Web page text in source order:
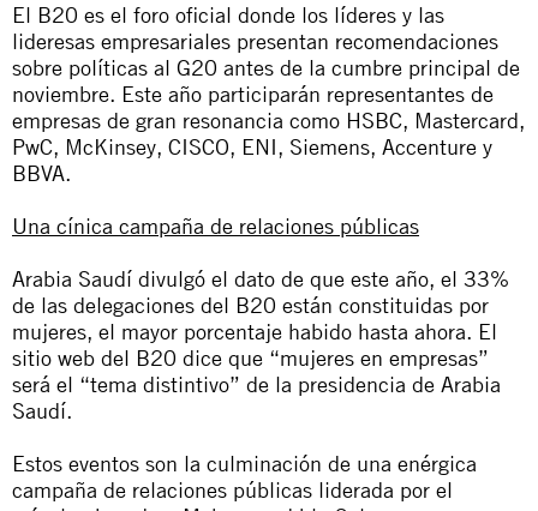
El B20 es el foro oficial donde los líderes y las
lideresas empresariales presentan recomendaciones
sobre políticas al G20 antes de la cumbre principal de
noviembre. Este año participarán representantes de
empresas de gran resonancia como HSBC, Mastercard,
PwC, McKinsey, CISCO, ENI, Siemens, Accenture y
BBVA.
Una cínica campaña de relaciones públicas
Arabia Saudí divulgó el dato de que este año, el 33%
de las delegaciones del B20 están constituidas por
mujeres, el mayor porcentaje habido hasta ahora. El
sitio web del B20 dice que “mujeres en empresas”
será el “tema distintivo” de la presidencia de Arabia
Saudí.
Estos eventos son la culminación de una enérgica
campaña de relaciones públicas liderada por el